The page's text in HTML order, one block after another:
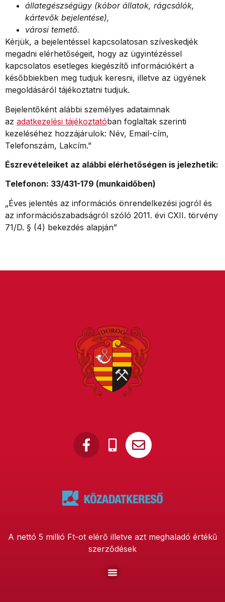
állategészségügy (kóbor állatok, rágcsálók,
kártevők bejelentése),
városi temető.
Kérjük, a bejelentéssel kapcsolatosan szíveskedjék
megadni elérhetőségeit, hogy az ügyintézéssel
kapcsolatos esetleges kiegészítő információkért a
későbbiekben meg tudjuk keresni, illetve az ügyének
megoldásáról tájékoztatni tudjuk.
Bejelentőként alábbi személyes adataimnak
az adatkezelési tájékoztatóban foglaltak szerinti
kezeléséhez hozzájárulok: Név, Email-cím,
Telefonszám, Lakcím.”
Észrevételeiket az alábbi elérhetőségen is jelezhetik:
Telefonon: 33/431-179 (munkaidőben)
„Éves jelentés az információs önrendelkezési jogról és
az információszabadságról szóló 2011. évi CXII. törvény
71/D. § (4) bekezdés alapján”
A nettó 5 millió Ft-ot elérő illetve azt meghaladó értékű
szerződések